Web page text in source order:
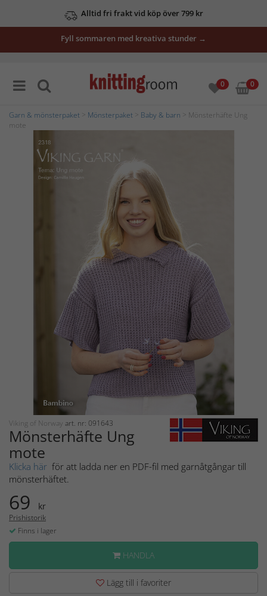
Alltid fri frakt vid köp över 799 kr
Fyll sommaren med kreativa stunder →
0 0
Garn & mönsterpaket Mönsterpaket Baby & barn > Mönsterhäfte Ung
mote
Viking of Norway art. nr: 091643
Mönsterhäfte Ung
mote
Klicka här för att ladda ner en PDF-fil med garnåtgångar till
mönsterhäftet.
69 kr
Prishistorik
Finns i lager
HANDLA
Lägg till i favoriter